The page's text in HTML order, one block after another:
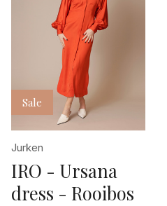
Sale
Jurken
IRO - Ursana
dress - Rooibos